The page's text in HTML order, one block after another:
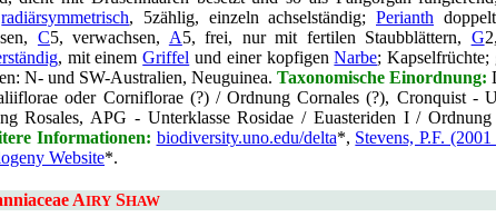
radiärsymmetrisch, 5zählig, einzeln achselständig;Perianth
C5, verwachsen, A5, frei, nur mit fertilen Staubblättern, G
, mit einemGriffel und einer kopfigenNarbe; Kapselfrüchte;
N- und SW-Australien, Neuguinea. Taxonomische Einordnung:
oder Corniflorae (?) / Ordnung Cornales (?), Cronquist -
Rosales, APG - Unterklasse Rosidae / Euasteriden I / Ordnung
Informationen: biodiversity.uno.edu/delta*, Stevens, P.F.
Website*.
AIRY SHAW